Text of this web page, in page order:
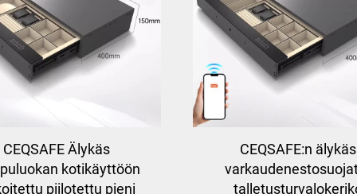
CEQSAFE Älykäs
kotikäyttöön
piilotettu pieni
CEQSAFE:n älykäs